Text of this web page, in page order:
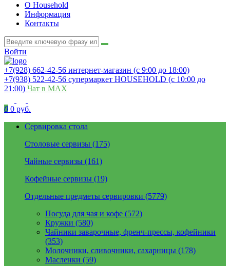
О Household
Информация
Контакты
Войти
+7(928) 662-42-56 интернет-магазин (с 9:00 до 18:00)
+7(938) 522-42-56 супермаркет HOUSEHOLD (с 10:00 до
21:00) Чат в MAX
0 0 руб.
Сервировка стола
Столовые сервизы (175)
Чайные сервизы (161)
Кофейные сервизы (19)
Отдельные предметы сервировки (5779)
Посуда для чая и кофе (572)
Кружки (580)
Чайники заварочные, френч-прессы, кофейники
(353)
Молочники, сливочники, сахарницы (178)
Масленки (59)